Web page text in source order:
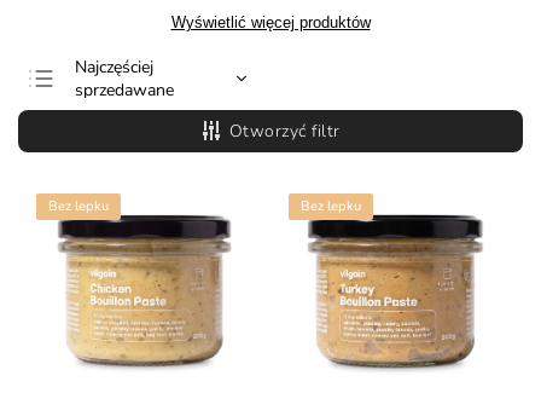
Wyświetlić więcej produktów
Najczęściej
sprzedawane
Najtańsze
Najdroższe
Alfabetycznie
Otworzyć filtr
Bez lepku Bez lepku